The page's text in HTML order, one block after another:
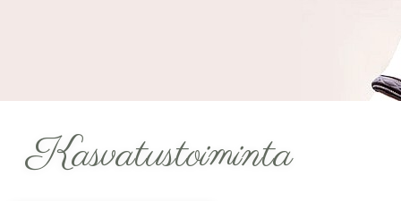
Kasvatustoiminta